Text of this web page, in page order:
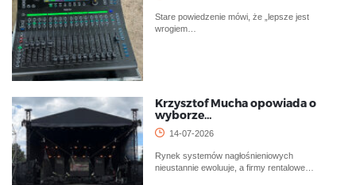
Stare powiedzenie mówi, że „lepsze jest
wrogiem…
Krzysztof Mucha opowiada o
wyborze…
14-07-2026
Rynek systemów nagłośnieniowych
nieustannie ewoluuje, a firmy rentalowe…